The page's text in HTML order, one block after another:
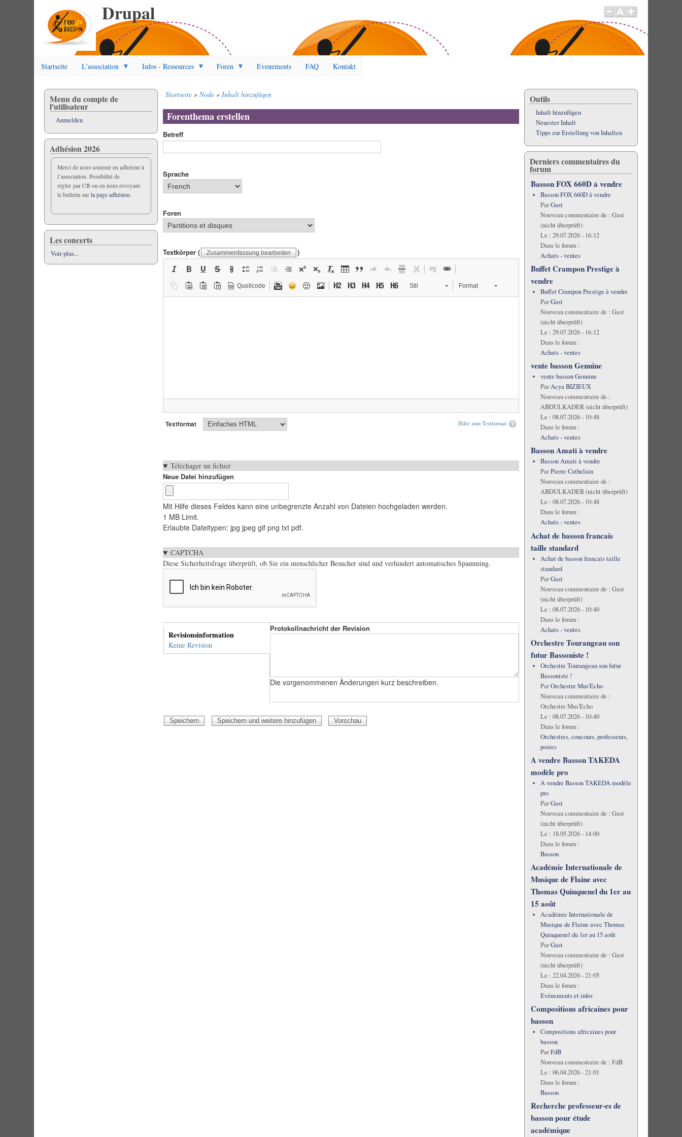
Drupal
Startseite L'association Infos - Ressources Foren Evenements FAQ Kontakt
Startseite Node Inhalt hinzufügen
Forenthema erstellen
Betreff
Sprache
Foren
Textkörper ( Zusammenfassung bearbeiten )
Quellcode Stil Format
Hilfe zum Textformat
Textformat
Téléchager un fichier
Neue Datei hinzufügen
Mit Hilfe dieses Feldes kann eine unbegrenzte Anzahl von Dateien hochgeladen werden.
1 MB Limit.
Erlaubte Dateitypen: jpg jpeg gif png txt pdf.
CAPTCHA
Diese Sicherheitsfrage überprüft, ob Sie ein menschlicher Besucher sind und verhindert automatisches Spamming.
Vertikale
Reiter
Revisionsinformation
Keine Revision
(aktiver
Protokollnachricht der Revision
Die vorgenommenen Änderungen kurz beschreiben.
Menu du compte de
l'utilisateur
Anmelden
Adhésion 2026
Merci de nous soutenir en adhérent à
l’association. Possibilité de
régler par CB ou en nous revoyant
le bulletin surla page adhésion.
Les concerts
Voir plus...
Outils
Inhalt hinzufügen
Neuester Inhalt
Tipps zur Erstellung von Inhalten
Derniers commentaires du
forum
Basson FOX 660D á vendre
Basson FOX 660D á vendre
ParGast
Nouveau commentaire de : Gast
(nicht überprüft)
Le : 29.07.2026 - 16:12
Dans le forum :
Achats - ventes
Buffet Crampon Prestige à
vendre
Buffet Crampon Prestige à vendre
ParGast
Nouveau commentaire de : Gast
(nicht überprüft)
Le : 29.07.2026 - 16:12
Dans le forum :
Achats - ventes
vente basson Genuine
vente basson Genuine
ParAcya BIZIEUX
Nouveau commentaire de :
ABDULKADER (nicht überprüft)
Le : 08.07.2026 - 10:48
Dans le forum :
Achats - ventes
Basson Amati à vendre
Basson Amati à vendre
ParPierre Cathelain
Nouveau commentaire de :
ABDULKADER (nicht überprüft)
Le : 08.07.2026 - 10:48
Dans le forum :
Achats - ventes
Achat de basson francais
taille standard
Achat de basson francais taille
standard
ParGast
Nouveau commentaire de : Gast
(nicht überprüft)
Le : 08.07.2026 - 10:40
Dans le forum :
Achats - ventes
Orchestre Tourangeau son
futur Bassoniste !
Orchestre Tourangeau son futur
Bassoniste !
ParOrchestre Mus'Echo
Nouveau commentaire de :
Orchestre Mus'Echo
Le : 08.07.2026 - 10:40
Dans le forum :
Orchestres, concours, professeurs,
postes
A vendre Basson TAKEDA
modèle pro
A vendre Basson TAKEDA modèle
pro
ParGast
Nouveau commentaire de : Gast
(nicht überprüft)
Le : 18.05.2026 - 14:00
Dans le forum :
Basson
Académie Internationale de
Musique de Flaine avec
Thomas Quinquenel du 1er au
15 août
Académie Internationale de
Musique de Flaine avec Thomas
Quinquenel du 1er au 15 août
ParGast
Nouveau commentaire de : Gast
(nicht überprüft)
Le : 22.04.2026 - 21:05
Dans le forum :
Evénements et infos
Compositions africaines pour
basson
Compositions africaines pour
basson
ParFdB
Nouveau commentaire de : FdB
Le : 06.04.2026 - 21:01
Dans le forum :
Basson
Recherche professeur·es de
basson pour étude
académique